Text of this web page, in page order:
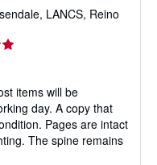
LANCS, Reino
items will be
day. A copy that
Pages are intact
The spine remains